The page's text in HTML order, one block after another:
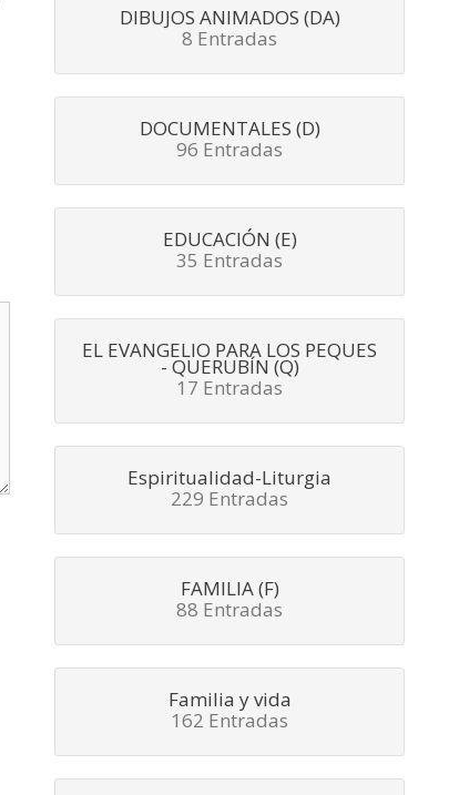
DIBUJOS ANIMADOS (DA)
8 Entradas
DOCUMENTALES (D)
96 Entradas
EDUCACIÓN (E)
35 Entradas
EL EVANGELIO PARA LOS PEQUES
- QUERUBÍN (Q)
17 Entradas
Espiritualidad-Liturgia
229 Entradas
FAMILIA (F)
88 Entradas
Familia y vida
162 Entradas